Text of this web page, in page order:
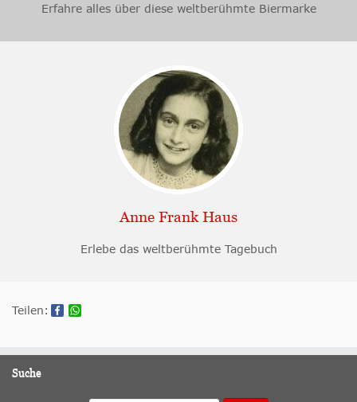
Erfahre alles über diese weltberühmte Biermarke
Anne Frank Haus
Erlebe das weltberühmte Tagebuch
Teilen:
Suche